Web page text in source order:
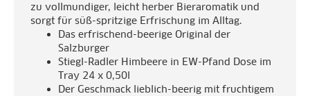
zu vollmundiger, leicht herber Bieraromatik und
sorgt für süß-spritzige Erfrischung im Alltag.
Das erfrischend-beerige Original der
Salzburger
Stiegl-Radler Himbeere in EW-Pfand Dose im
Tray 24 x 0,50l
Der Geschmack lieblich-beerig mit fruchtigem